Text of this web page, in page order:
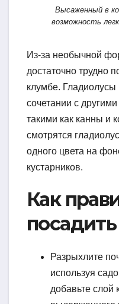
Высаженный в
возможность
Из-за необычной
достаточно трудно
клумбе. Гладиолусы
сочетании с
такими как канны и
смотрятся
одного цвета на
кустарников.
Как
Разрыхлите
используя
добавьте слой